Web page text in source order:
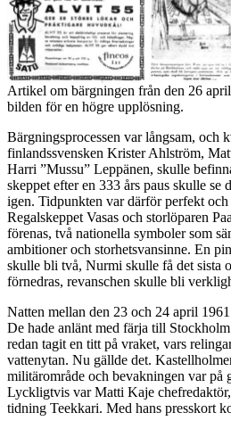
Artikel om bärgningen från den 26
bilden för en högre upplösning.
Bärgningsprocessen var långsam, och
finlandssvensken Krister Ahlström,
Harri ”Mussu” Leppänen, skulle
skeppet efter en 333 års paus skulle se
igen. Tidpunkten var därför perfekt
Regalskeppet Vasas och storlöparen
förenas, två nationella symboler som
ambitioner och storhetsvansinne. En
skulle bli två, Nurmi skulle få det sista
förnedras, revanschen skulle bli
Natten mellan den 23 och 24 april
De hade anlänt med färja till
redan tagit en titt på vraket, vars
vattenytan. Nu gällde det.
militärområde och bevakningen var på
Lyckligtvis var Matti Kaje
tidning Teekkari. Med hans presskort